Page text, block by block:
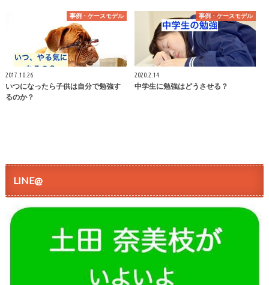
事例・ケースモデル
2017.10.26
いつになったら子供は自分で勉強す
るのか？
事例・ケースモデル
2020.2.14
中学生に勉強はどうさせる？
LINE@